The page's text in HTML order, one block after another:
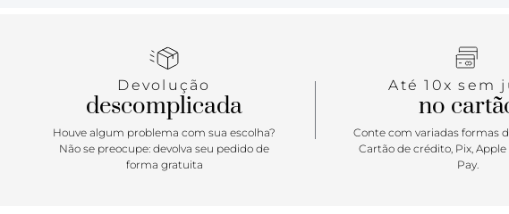
Devolução
descomplicada
Houve algum problema com sua escolha?
Não se preocupe: devolva seu pedido de
forma gratuita
Até 10x sem
no
Conte com variadas formas
Cartão de crédito, Pix, Apple
Pay.